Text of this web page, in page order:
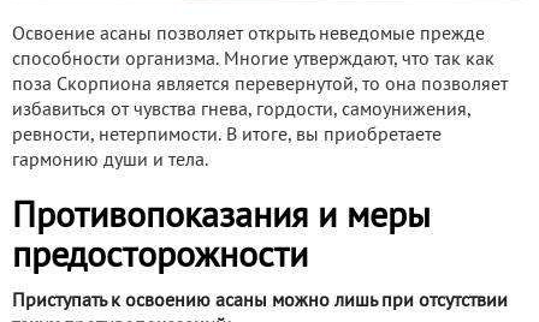
Освоение асаны позволяет открыть неведомые прежде
способности организма. Многие утверждают, что так как
поза Скорпиона является перевернутой, то она позволяет
избавиться от чувства гнева, гордости, самоунижения,
ревности, нетерпимости. В итоге, вы приобретаете
гармонию души и тела.
Противопоказания и меры
предосторожности
Приступать к освоению асаны можно лишь при отсутствии